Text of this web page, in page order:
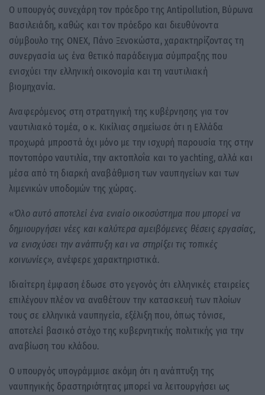
Ο υπουργός συνεχάρη τον πρόεδρο της Antipollution, Βύρωνα
Βασιλειάδη, καθώς και τον πρόεδρο και διευθύνοντα
σύμβουλο της ONEX, Πάνο Ξενοκώστα, χαρακτηρίζοντας τη
συνεργασία ως ένα θετικό παράδειγμα σύμπραξης που
ενισχύει την ελληνική οικονομία και τη ναυτιλιακή
βιομηχανία.
Αναφερόμενος στη στρατηγική της κυβέρνησης για τον
ναυτιλιακό τομέα, ο κ. Κικίλιας σημείωσε ότι η Ελλάδα
προχωρά μπροστά όχι μόνο με την ισχυρή παρουσία της στην
ποντοπόρο ναυτιλία, την ακτοπλοΐα και το yachting, αλλά και
μέσα από τη διαρκή αναβάθμιση των ναυπηγείων και των
λιμενικών υποδομών της χώρας.
«Όλο αυτό αποτελεί ένα ενιαίο οικοσύστημα που μπορεί να
δημιουργήσει νέες και καλύτερα αμειβόμενες θέσεις εργασίας,
να ενισχύσει την ανάπτυξη και να στηρίξει τις τοπικές
κοινωνίες», ανέφερε χαρακτηριστικά.
Ιδιαίτερη έμφαση έδωσε στο γεγονός ότι ελληνικές εταιρείες
επιλέγουν πλέον να αναθέτουν την κατασκευή των πλοίων
τους σε ελληνικά ναυπηγεία, εξέλιξη που, όπως τόνισε,
αποτελεί βασικό στόχο της κυβερνητικής πολιτικής για την
αναβίωση του κλάδου.
Ο υπουργός υπογράμμισε ακόμη ότι η ανάπτυξη της
ναυπηγικής δραστηριότητας μπορεί να λειτουργήσει ως